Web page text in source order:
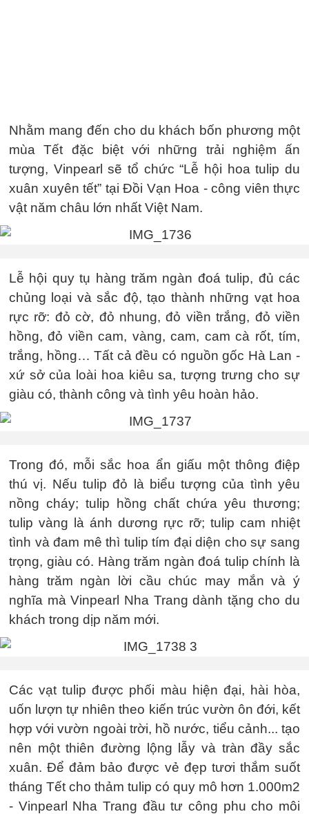
Nhằm mang đến cho du khách bốn phương một
mùa Tết đặc biệt với những trải nghiệm ấn
tượng, Vinpearl sẽ tổ chức “Lễ hội hoa tulip du
xuân xuyên tết” tại Đồi Vạn Hoa - công viên thực
vật năm châu lớn nhất Việt Nam.
Lễ hội quy tụ hàng trăm ngàn đoá tulip, đủ các
chủng loại và sắc độ, tạo thành những vạt hoa
rực rỡ: đỏ cờ, đỏ nhung, đỏ viền trắng, đỏ viền
hồng, đỏ viền cam, vàng, cam, cam cà rốt, tím,
trắng, hồng… Tất cả đều có nguồn gốc Hà Lan -
xứ sở của loài hoa kiêu sa, tượng trưng cho sự
giàu có, thành công và tình yêu hoàn hảo.
Trong đó, mỗi sắc hoa ẩn giấu một thông điệp
thú vị. Nếu tulip đỏ là biểu tượng của tình yêu
nồng cháy; tulip hồng chất chứa yêu thương;
tulip vàng là ánh dương rực rỡ; tulip cam nhiệt
tình và đam mê thì tulip tím đại diện cho sự sang
trọng, giàu có. Hàng trăm ngàn đoá tulip chính là
hàng trăm ngàn lời cầu chúc may mắn và ý
nghĩa mà Vinpearl Nha Trang dành tặng cho du
khách trong dịp năm mới.
Các vạt tulip được phối màu hiện đại, hài hòa,
uốn lượn tự nhiên theo kiến trúc vườn ôn đới, kết
hợp với vườn ngoài trời, hồ nước, tiểu cảnh... tạo
nên một thiên đường lộng lẫy và tràn đầy sắc
xuân. Để đảm bảo được vẻ đẹp tươi thắm suốt
tháng Tết cho thảm tulip có quy mô hơn 1.000m2
- Vinpearl Nha Trang đầu tư công phu cho môi